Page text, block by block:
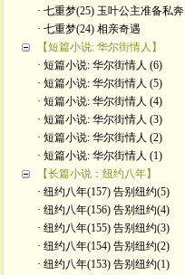
· 七重梦(25) 玉叶公主准备私奔
· 七重梦(24) 相亲奇遇
【短篇小说: 华尔街情人】
· 短篇小说: 华尔街情人 (6)
· 短篇小说: 华尔街情人 (5)
· 短篇小说: 华尔街情人 (4)
· 短篇小说: 华尔街情人 (3)
· 短篇小说: 华尔街情人 (2)
· 短篇小说: 华尔街情人 (1)
【长篇小说：纽约八年】
· 纽约八年(157) 告别纽约(5)
· 纽约八年(156) 告别纽约(4)
· 纽约八年(155) 告别纽约(3)
· 纽约八年(154) 告别纽约(2)
· 纽约八年(153) 告别纽约(1)